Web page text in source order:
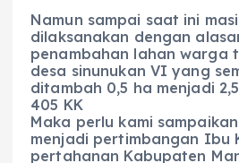
Namun sampai saat ini
dilaksanakan dengan
penambahan lahan warga
desa sinunukan VI yang
ditambah 0,5 ha menjadi
405 KK
Maka perlu kami
menjadi pertimbangan Ibu
pertahanan Kabupaten